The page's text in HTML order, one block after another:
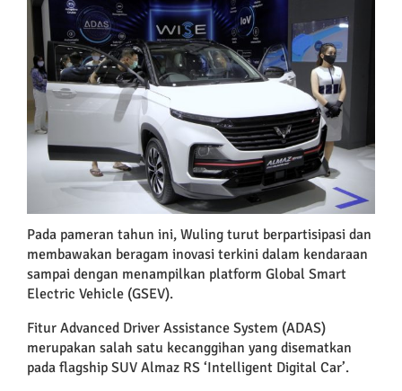
Larger
Image
Pada pameran tahun ini, Wuling turut berpartisipasi dan
membawakan beragam inovasi terkini dalam kendaraan
sampai dengan menampilkan platform Global Smart
Electric Vehicle (GSEV).
Fitur Advanced Driver Assistance System (ADAS)
merupakan salah satu kecanggihan yang disematkan
pada flagship SUV Almaz RS ‘Intelligent Digital Car’.